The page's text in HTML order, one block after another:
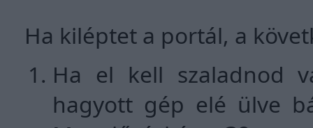
Ha kiléptet a portál, a
Ha el kell szaladnod
hagyott gép elé ülve